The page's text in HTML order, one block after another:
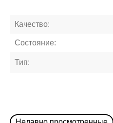
Качество:
Состояние:
Тип: